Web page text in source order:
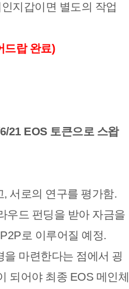
지갑이면 별도의 작업
드랍 완료)
21 EOS 토큰으로 스왑
서로의 연구를 평가함.
우드 펀딩을 받아 자금을
로 이루어질 예정.
마련한다는 점에서 굉
되어야 최종 EOS 메인체